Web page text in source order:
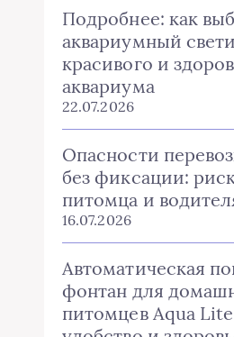
Подробнее: как
аквариумный
красивого и
аквариума
22.07.2026
Опасности
без фиксации:
питомца и
16.07.2026
Автоматическая
фонтан для
питомцев Aqua